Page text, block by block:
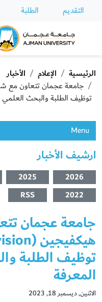
التقديم الطلبة
Ajman University
الرئيسية الإعلام
الأخبار
توظيف الطلبة والبحث العلمي
Menu
ارشيف الأخبار
2026
2025
2022
RSS
جامعة عجمان
توظيف الطلبة
المعرفة
الاثنين, ديسمبر 18, 2023